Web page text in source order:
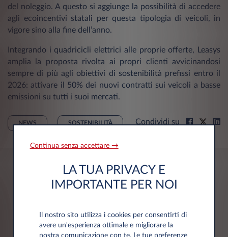
del noleggio. A questo si aggiunge la possibilità di accedere
agli ecoincentivi statali per questa tipologia di veicoli, in
vigore sino alla fine dell’anno.
Integrando i quadricicli elettrici alle proprie offerte, Leasys
amplia la proposta rivolta ai propri clienti avvicinandosi
sempre di più agli obiettivi di sostenibilità prefissi entro il
2026: attivare il 50% dei nuovi contratti sui veicoli a basse
emissioni su tutti i suoi mercati.
NEWS SOSTENIBILITÀ Condividi su
Potrebbero interessarti anche
Continua senza accettare →
LA TUA PRIVACY E
IMPORTANTE PER NOI
Il nostro sito utilizza i cookies per consentirti di
avere un'esperienza ottimale e migliorare la
nostra comunicazione con te. Le tue preferenze